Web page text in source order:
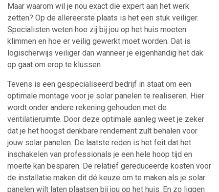
Maar waarom wil je nou exact die expert aan het werk
zetten? Op de allereerste plaats is het een stuk veiliger.
Specialisten weten hoe zij bij jou op het huis moeten
klimmen en hoe er veilig gewerkt moet worden. Dat is
logischerwijs veiliger dan wanneer je eigenhandig het dak
op gaat om erop te klussen.
Tevens is een gespecialiseerd bedrijf in staat om een
optimale montage voor je solar panelen te realiseren. Hier
wordt onder andere rekening gehouden met de
ventilatieruimte. Door deze optimale aanleg weet je zeker
dat je het hoogst denkbare rendement zult behalen voor
jouw solar panelen. De laatste reden is het feit dat het
inschakelen van professionals je een hele hoop tijd en
moeite kan besparen. De relatief gereduceerde kosten voor
de installatie maken dit dé keuze om te maken als je solar
panelen wilt laten plaatsen bij jou op het huis. En zo liggen